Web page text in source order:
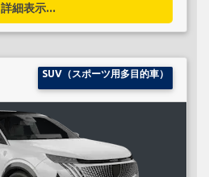
詳細表示...
SUV（スポーツ用多目的車）